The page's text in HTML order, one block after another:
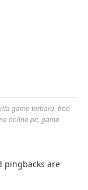
game terbaru free
online pc game
pingbacks are